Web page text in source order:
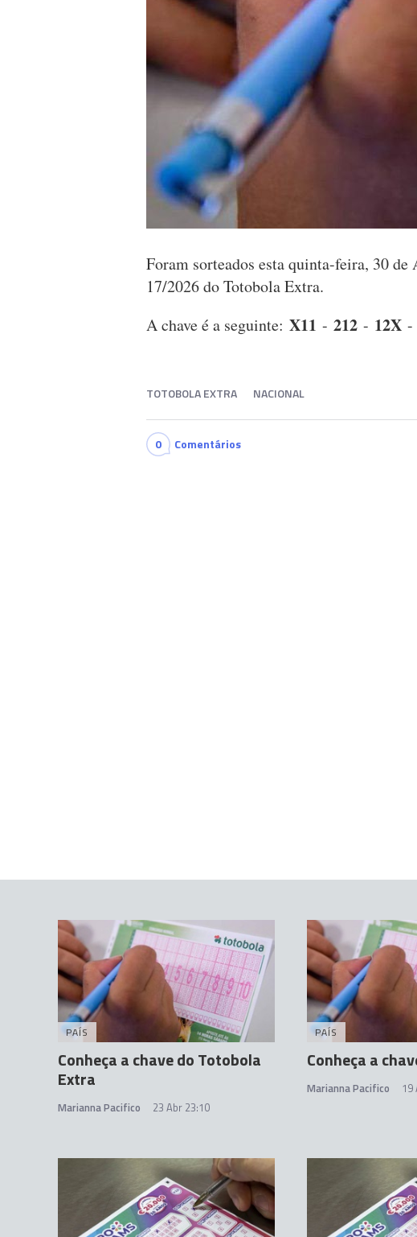
Foram sorteados esta quinta-feira, 30
17/2026 do Totobola Extra.
A chave é a seguinte: X11 - 212 - 12X -
TOTOBOLA EXTRA NACIONAL
0 Comentários
PAÍS
Conheça a chave do Totobola
Extra
Marianna Pacifico 23 Abr 23:10
PAÍS
Conheça a
Marianna Pacifico 19